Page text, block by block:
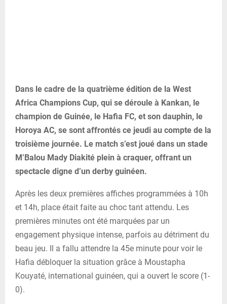
Dans le cadre de la quatrième édition de la West
Africa Champions Cup, qui se déroule à Kankan, le
champion de Guinée, le Hafia FC, et son dauphin, le
Horoya AC, se sont affrontés ce jeudi au compte de la
troisième journée. Le match s’est joué dans un stade
M’Balou Mady Diakité plein à craquer, offrant un
spectacle digne d’un derby guinéen.
Après les deux premières affiches programmées à 10h
et 14h, place était faite au choc tant attendu. Les
premières minutes ont été marquées par un
engagement physique intense, parfois au détriment du
beau jeu. Il a fallu attendre la 45e minute pour voir le
Hafia débloquer la situation grâce à Moustapha
Kouyaté, international guinéen, qui a ouvert le score (1-
0).